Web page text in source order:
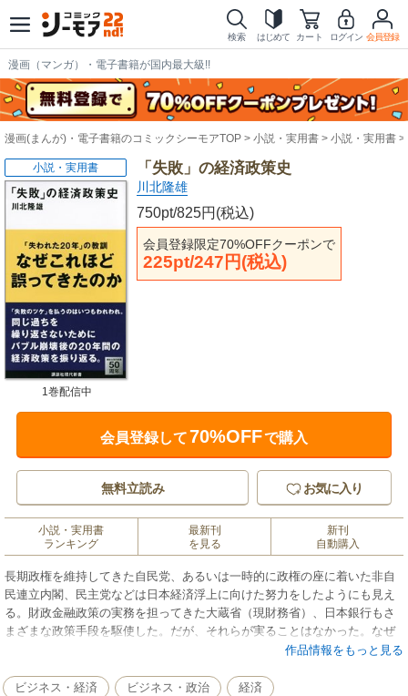
検索 はじめて カート ログイン 会員登録
漫画（マンガ）・電子書籍が国内最大級!!
漫画(まんが)・電子書籍のコミックシーモアTOP 小説・実用書 小説・実用書
「失敗」の経済政策史
川北隆雄
750pt/825円(税込)
会員登録限定70%OFFクーポンで
225pt/247円(税込)
小説・実用書
1巻配信中
会員登録して70%OFFで購入
無料立読み お気に入り
小説・実用書
ランキング
最新刊
を見る
新刊
自動購入
長期政権を維持してきた自民党、あるいは一時的に政権の座に着いた非自
民連立内閣、民主党などは日本経済浮上に向けた努力をしたようにも見え
る。財政金融政策の実務を担ってきた大蔵省（現財務省）、日本銀行もさ
まざまな政策手段を駆使した。だが、それらが実ることはなかった。なぜ
か。バブル崩壊後の20年間の経済政策を振り返り、同じ過ちを繰り返さな
書）
作品情報をもっと見る
ビジネス・経済 ビジネス・政治 経済